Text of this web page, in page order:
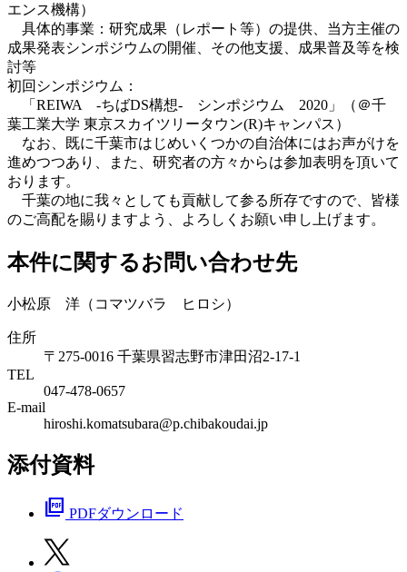
エンス機構）
具体的事業：研究成果（レポート等）の提供、当方主催の
成果発表シンポジウムの開催、その他支援、成果普及等を検
討等
初回シンポジウム：
「REIWA -ちばDS構想- シンポジウム 2020」（＠千
葉工業大学 東京スカイツリータウン(R)キャンパス）
なお、既に千葉市はじめいくつかの自治体にはお声がけを
進めつつあり、また、研究者の方々からは参加表明を頂いて
おります。
千葉の地に我々としても貢献して参る所存ですので、皆様
のご高配を賜りますよう、よろしくお願い申し上げます。
本件に関するお問い合わせ先
小松原 洋（コマツバラ ヒロシ）
住所
〒275-0016 千葉県習志野市津田沼2-17-1
TEL
047-478-0657
E-mail
hiroshi.komatsubara@p.chibakoudai.jp
添付資料
picture_as_pdf PDFダウンロード